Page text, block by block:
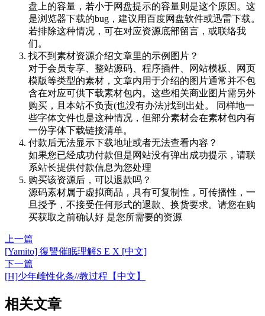
盘上的容量，若小于网盘提示的容量则是这个原因。这
是浏览器下载的bug，建议用百度网盘软件或迅雷下载。
若排除这种情况，可在对应资源底部留言，或联络我
们。
找不到素材资源介绍文章里的示例图片？
对于会员专享、整站源码、程序插件、网站模板、网页
模版等类型的素材，文章内用于介绍的图片通常并不包
含在对应可供下载素材包内。这些相关商业图片需另外
购买，且本站不负责(也没有办法)找到出处。 同样地一
些字体文件也是这种情况，但部分素材会在素材包内有
一份字体下载链接清单。
付款后无法显示下载地址或者无法查看内容？
如果您已经成功付款但是网站没有弹出成功提示，请联
系站长提供付款信息为您处理
购买该资源后，可以退款吗？
源码素材属于虚拟商品，具有可复制性，可传播性，一
旦授予，不接受任何形式的退款、换货要求。请您在购
买获取之前确认好 是您所需要的资源
上一篇
[Yamito] 復讐催眠理解S E X [中文]
下一篇
[H]少年雌性化条//教过程【中文】
相关文章